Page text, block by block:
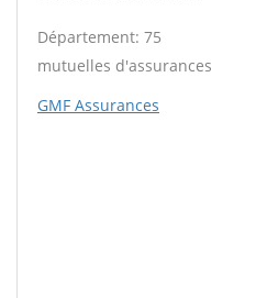
Département: 75
mutuelles d'assurances
GMF Assurances